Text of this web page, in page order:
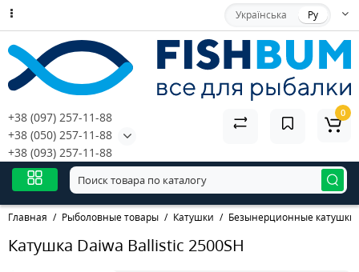
Українська Ру
+38 (097) 257-11-88
+38 (050) 257-11-88
+38 (093) 257-11-88
0
Главная Рыболовные товары Катушки Безынерционные катушки
Катушка Daiwa Ballistic 2500SH